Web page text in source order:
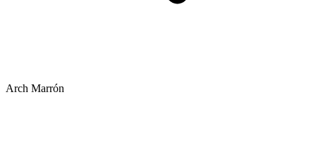
Arch Marrón